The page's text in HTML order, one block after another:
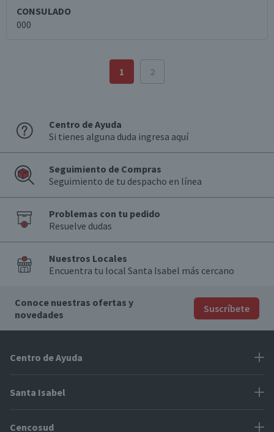
CONSULADO
000
1 2
Centro de Ayuda
Si tienes alguna duda ingresa aquí
Seguimiento de Compras
Seguimiento de tu despacho en línea
Problemas con tu pedido
Resuelve dudas
Nuestros Locales
Encuentra tu local Santa Isabel más cercano
Conoce nuestras ofertas y
novedades
Suscríbete
Centro de Ayuda
Problemas con tu pedido
Santa Isabel
Proveedores
Cencosud